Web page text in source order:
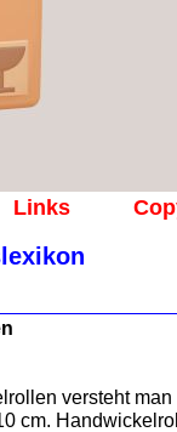
versteht
cm.
Links